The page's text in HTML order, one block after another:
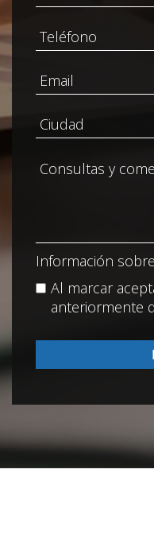
Información
Al marcar
anteriormente